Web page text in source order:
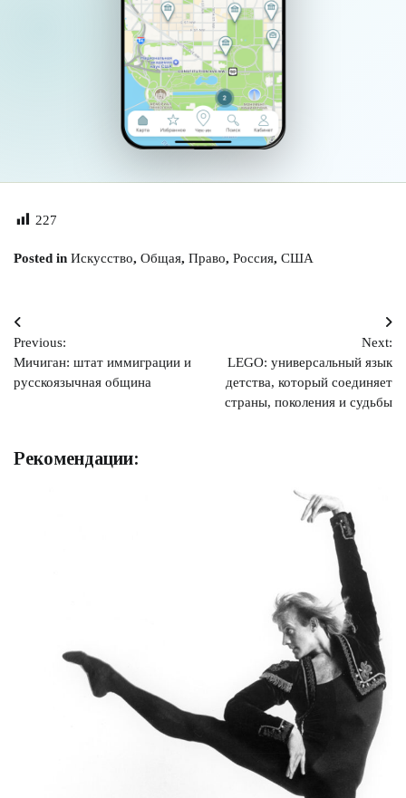
227
Posted in Искусство, Общая, Право, Россия, США
Навигация
по
записям
Previous:
Мичиган: штат иммиграции и
русскоязычная община
Next:
LEGO: универсальный язык
детства, который соединяет
страны, поколения и судьбы
Рекомендации: